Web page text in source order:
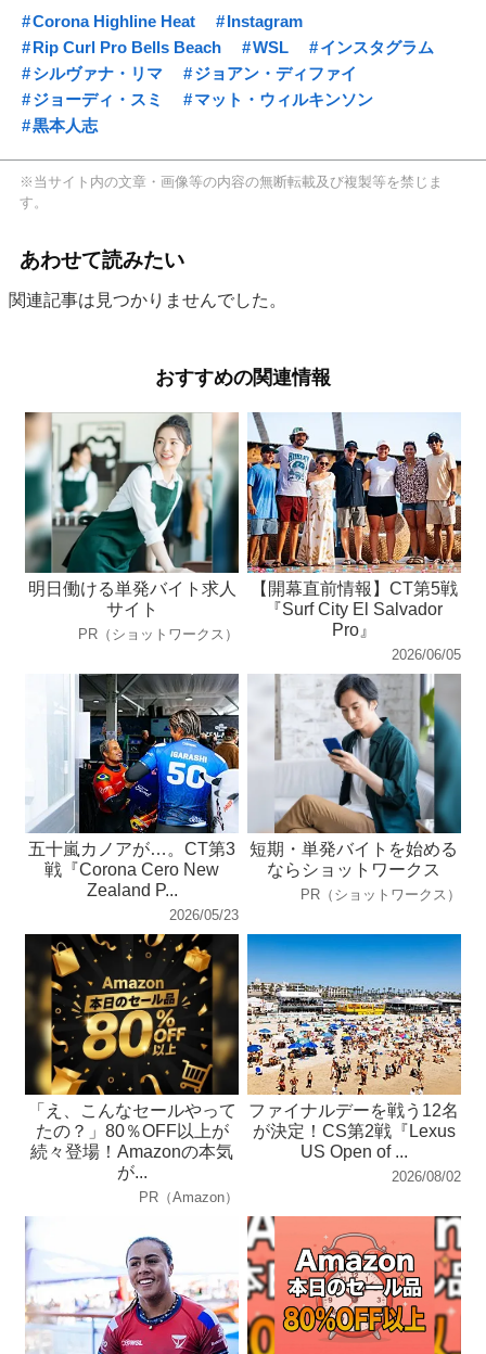
Corona Highline Heat
Instagram
Rip Curl Pro Bells Beach
WSL
インスタグラム
シルヴァナ・リマ
ジョアン・ディファイ
ジョーディ・スミ
マット・ウィルキンソン
黒本人志
※当サイト内の文章・画像等の内容の無断転載及び複製等を禁じま
す。
あわせて読みたい
関連記事は見つかりませんでした。
おすすめの関連情報
明日働ける単発バイト求人
サイト
PR（ショットワークス）
【開幕直前情報】CT第5戦
『Surf City El Salvador
Pro』
2026/06/05
五十嵐カノアが…。CT第3
戦『Corona Cero New
Zealand P...
2026/05/23
短期・単発バイトを始める
ならショットワークス
PR（ショットワークス）
「え、こんなセールやって
たの？」80％OFF以上が
続々登場！Amazonの本気
が...
PR（Amazon）
ファイナルデーを戦う12名
が決定！CS第2戦『Lexus
US Open of ...
2026/08/02